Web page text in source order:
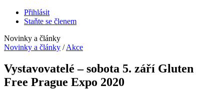
Přihlásit
Staňte se členem
Novinky a články
Novinky a články / Akce
Vystavovatelé – sobota 5. září Gluten
Free Prague Expo 2020